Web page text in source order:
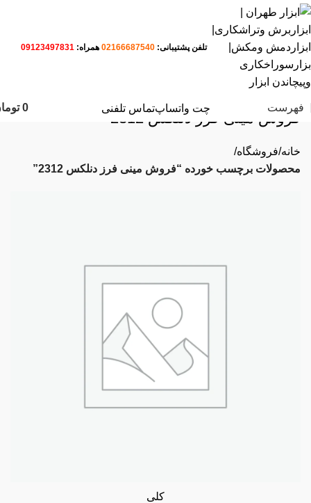
تلفن پشتیبانی: 02166687540 همراه: 09123497831
فهرست چت واتساپتماس تلفنی 0
فروش مینی فرز دنلکس 2312
خانه فروشگاه
محصولات برچسب خورده “فروش مینی فرز دنلکس 2312”
کلی